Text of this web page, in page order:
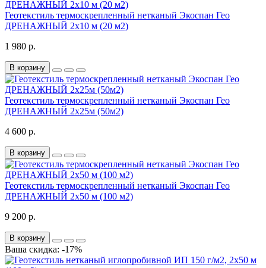
Геотекстиль термоскрепленный нетканый Экоспан Гео
ДРЕНАЖНЫЙ 2х10 м (20 м2)
1 980 р.
В корзину
Геотекстиль термоскрепленный нетканый Экоспан Гео
ДРЕНАЖНЫЙ 2х25м (50м2)
4 600 р.
В корзину
Геотекстиль термоскрепленный нетканый Экоспан Гео
ДРЕНАЖНЫЙ 2х50 м (100 м2)
9 200 р.
В корзину
Ваша скидка: -17%